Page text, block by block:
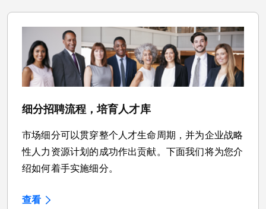
细分招聘流程，培育人才库
市场细分可以贯穿整个人才生命周期，并为企业战略
性人力资源计划的成功作出贡献。下面我们将为您介
绍如何着手实施细分。
查看